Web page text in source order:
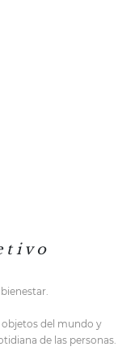
t i v o
del mundo y
de las personas.